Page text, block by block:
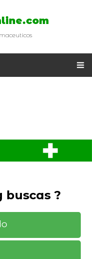
buscas ?